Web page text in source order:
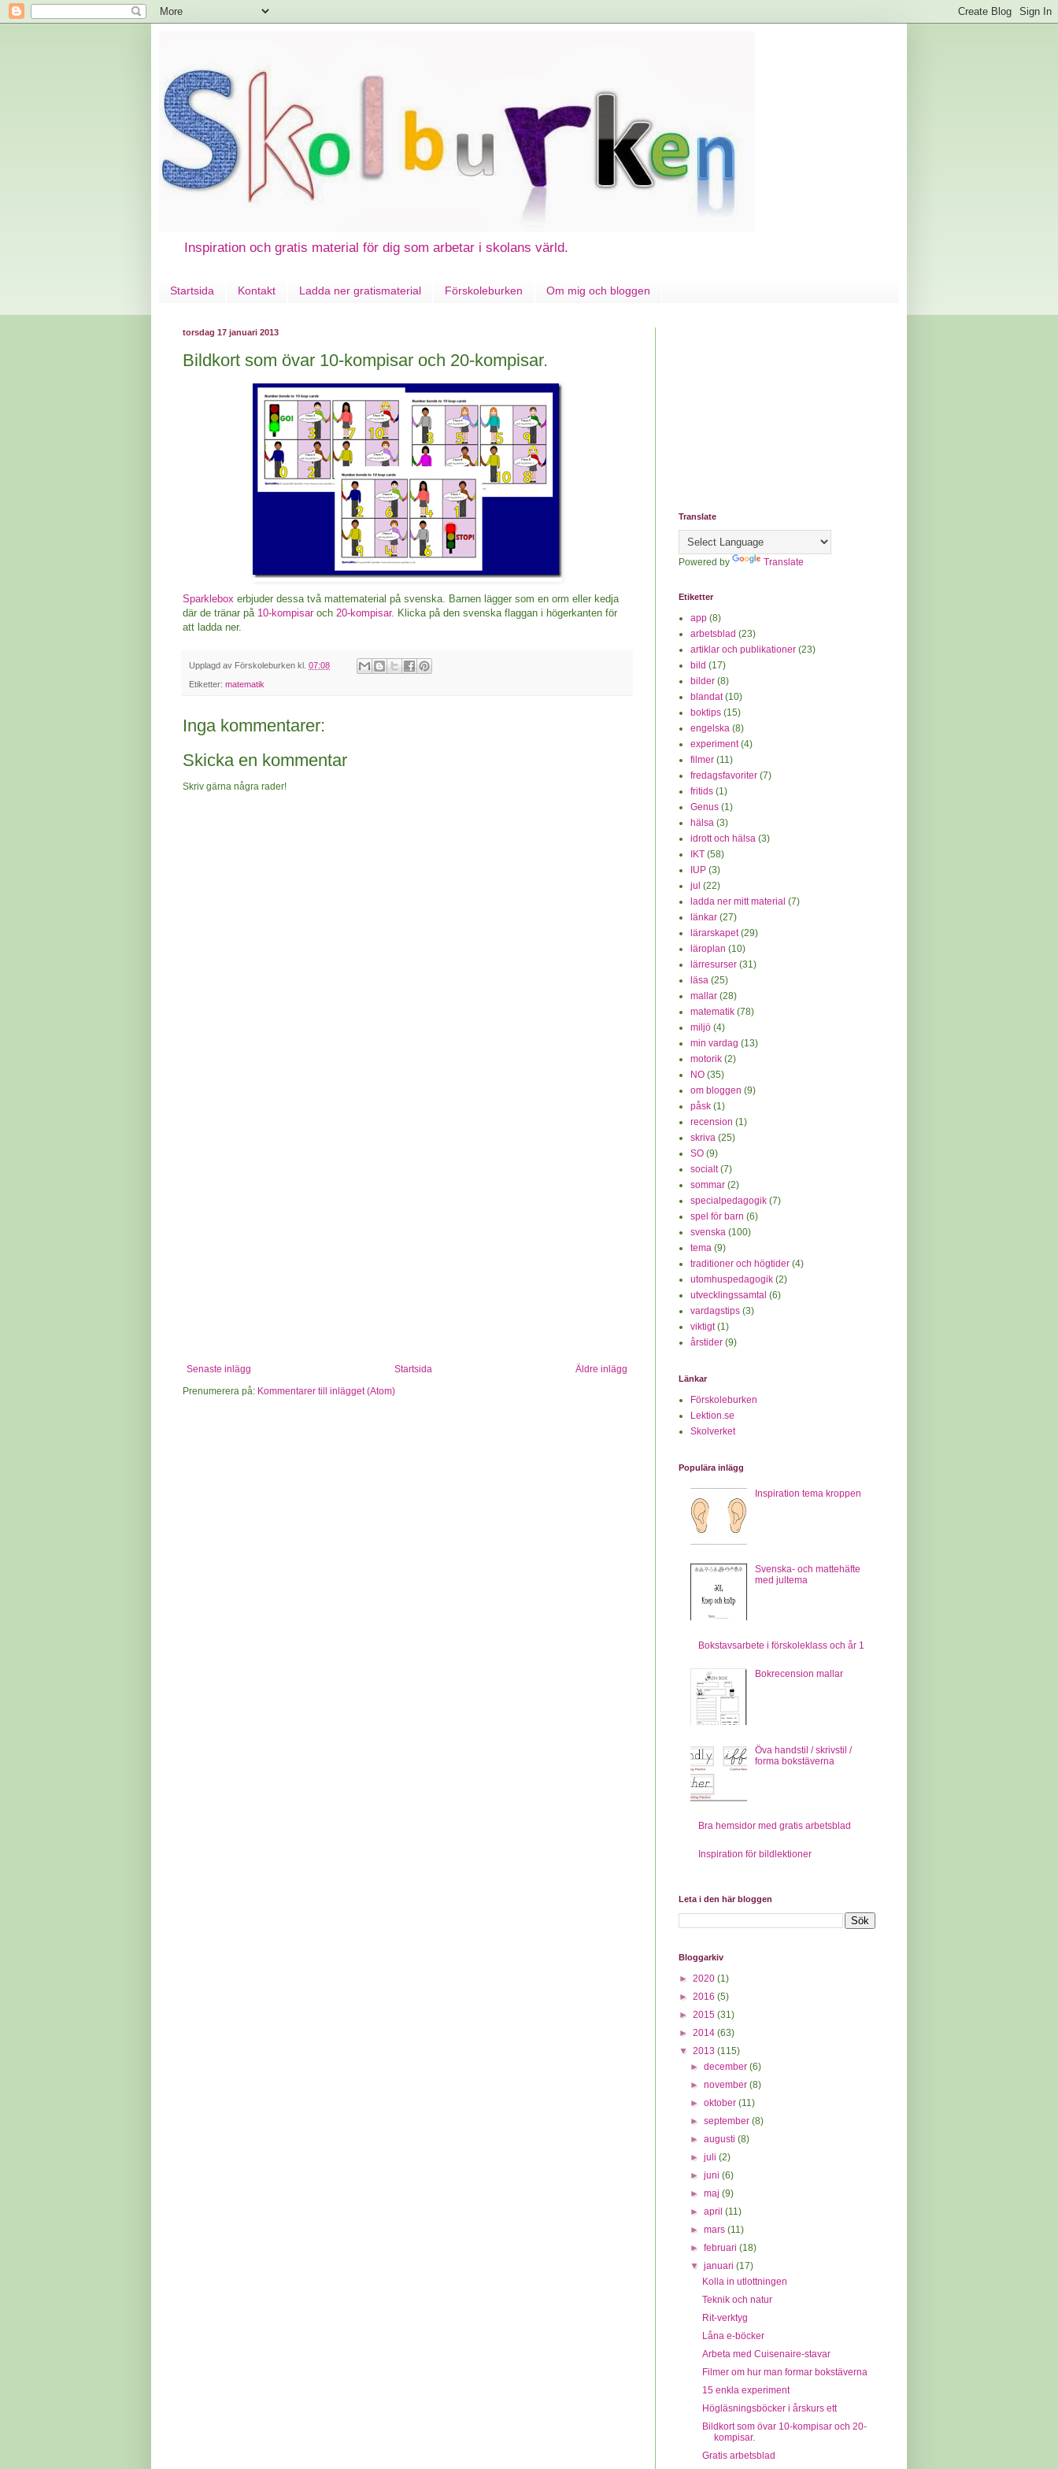
Inspiration och gratis material för dig som arbetar i skolans värld.
Startsida Kontakt Ladda ner gratismaterial Förskoleburken Om mig och bloggen
torsdag 17 januari 2013
Bildkort som övar 10-kompisar och 20-kompisar.
Sparklebox erbjuder dessa två mattematerial på svenska. Barnen lägger som en orm eller kedja
där de tränar på 10-kompisar och 20-kompisar. Klicka på den svenska flaggan i högerkanten för
att ladda ner.
Upplagd av Förskoleburken kl. 07:08
Etiketter: matematik
Inga kommentarer:
Skicka en kommentar
Skriv gärna några rader!
Senaste inlägg Äldre inlägg
Startsida
Prenumerera på: Kommentarer till inlägget (Atom)
Translate
Powered by Translate
Etiketter
app (8)
arbetsblad (23)
artiklar och publikationer (23)
bild (17)
bilder (8)
blandat (10)
boktips (15)
engelska (8)
experiment (4)
filmer (11)
fredagsfavoriter (7)
fritids (1)
Genus (1)
hälsa (3)
idrott och hälsa (3)
IKT (58)
IUP (3)
jul (22)
ladda ner mitt material (7)
länkar (27)
lärarskapet (29)
läroplan (10)
lärresurser (31)
läsa (25)
mallar (28)
matematik (78)
miljö (4)
min vardag (13)
motorik (2)
NO (35)
om bloggen (9)
påsk (1)
recension (1)
skriva (25)
SO (9)
socialt (7)
sommar (2)
specialpedagogik (7)
spel för barn (6)
svenska (100)
tema (9)
traditioner och högtider (4)
utomhuspedagogik (2)
utvecklingssamtal (6)
vardagstips (3)
viktigt (1)
årstider (9)
Länkar
Förskoleburken
Lektion.se
Skolverket
Populära inlägg
Inspiration tema kroppen
Svenska- och mattehäfte
med jultema
Bokstavsarbete i förskoleklass och år 1
Bokrecension mallar
Öva handstil / skrivstil /
forma bokstäverna
Bra hemsidor med gratis arbetsblad
Inspiration för bildlektioner
Leta i den här bloggen
Bloggarkiv
► 2020 (1)
► 2016 (5)
► 2015 (31)
► 2014 (63)
▼ 2013 (115)
►december(6)
►november(8)
►oktober(11)
►september(8)
►augusti(8)
►juli(2)
►juni(6)
►maj(9)
►april(11)
►mars(11)
►februari(18)
▼januari(17)
Kolla in utlottningen
Teknik och natur
Rit-verktyg
Låna e-böcker
Arbeta med Cuisenaire-stavar
Filmer om hur man formar bokstäverna
15 enkla experiment
Högläsningsböcker i årskurs ett
Bildkort som övar 10-kompisar och 20-
kompisar.
Gratis arbetsblad